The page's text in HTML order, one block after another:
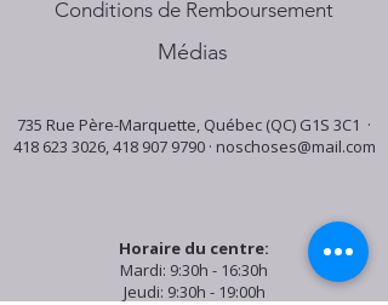
Conditions de Remboursement
Médias
735 Rue Père-Marquette, Québec (QC) G1S 3C1 ·
418 623 3026,418 907 9790· noschoses@mail.com
Horaire du centre:
Mardi: 9:30h - 16:30h
Jeudi: 9:30h - 19:00h